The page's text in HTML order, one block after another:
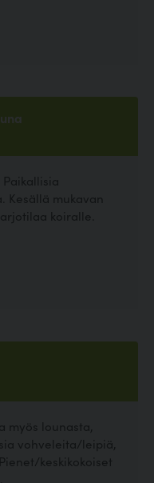
Kesällä mukavan
koiralle.
myös lounasta,
vohveleita/leipiä,
keskikokoiset